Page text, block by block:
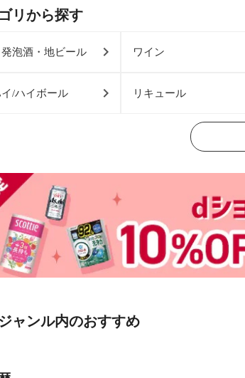
リから探す
発泡酒・地ビール ワイン
/ハイボール リキュール
ャンル内のおすすめ